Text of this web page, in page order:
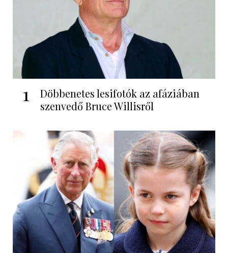
1
Döbbenetes lesifotók az afáziában
szenvedő Bruce Willisről